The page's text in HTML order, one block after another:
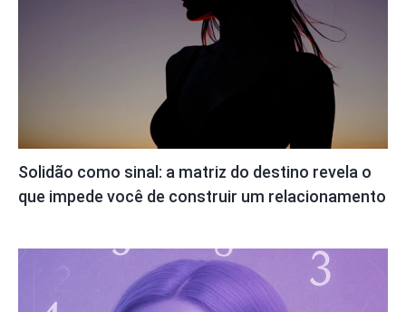
Solidão como sinal: a matriz do destino revela o
que impede você de construir um relacionamento